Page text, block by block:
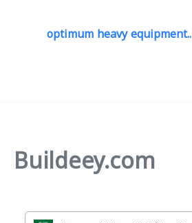
optimum heavy equipment..
Buildeey.com